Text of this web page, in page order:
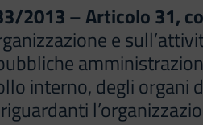
2013 – Articolo 31,
e
interno, degli organi